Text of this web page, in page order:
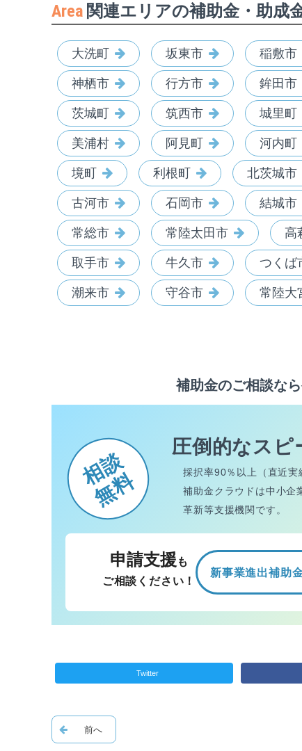
Area 関連エリアの補助金・助成
大洗町 坂東市 稲敷市
神栖市 行方市 鉾田市
茨城町 筑西市 城里町
美浦村 阿見町 河内町
境町 利根町 北茨城市
古河市 石岡市 結城市
常総市 常陸太田市 高
取手市 牛久市 つくば
潮来市 守谷市 常陸大
補助金のご相談なら
相談
無料
圧倒的なスピ
採択率90％以上（直近実
補助金クラウドは中小企
革新等支援機関です。
申請支援 も
ご相談ください！
新事業進出補助
Twitter